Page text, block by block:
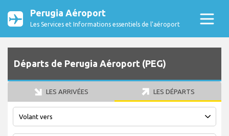
Perugia Aéroport
Les Services et Informations essentiels de l’aéroport
Départs de Perugia Aéroport (PEG)
LES ARRIVÉES LES DÉPARTS